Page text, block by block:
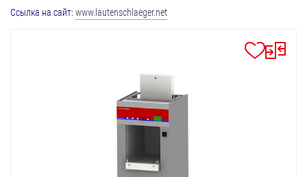
Ссылка на сайт: www.lautenschlaeger.net